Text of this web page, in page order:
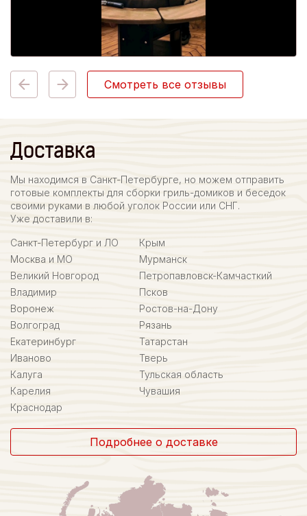
Смотреть все отзывы
Доставка
Мы находимся в Санкт-Петербурге, но можем отправить
готовые комплекты для сборки гриль-домиков и беседок
своими руками в любой уголок России или СНГ.
Уже доставили в:
Санкт-Петербург и ЛО
Москва и МО
Великий Новгород
Владимир
Воронеж
Волгоград
Екатеринбург
Иваново
Калуга
Карелия
Краснодар
Крым
Мурманск
Петропавловск-Камчасткий
Псков
Ростов-на-Дону
Рязань
Татарстан
Тверь
Тульская область
Чувашия
Подробнее о доставке